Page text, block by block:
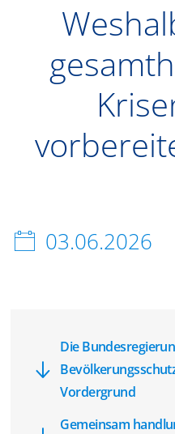
03.06.2026
Die
Vordergrund
Gemeinsam